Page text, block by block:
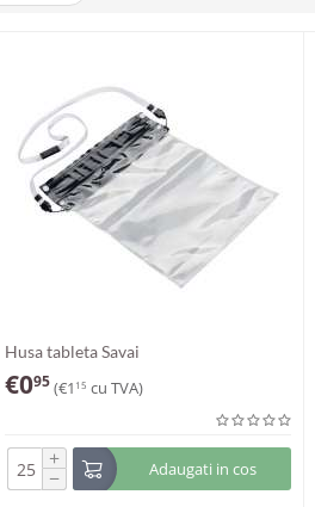
Husa tableta Savai
€095(€1 15 cu TVA)
+
− Adaugati in cos